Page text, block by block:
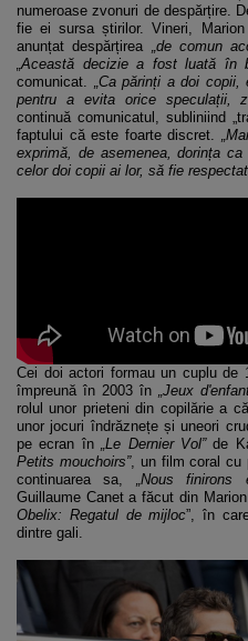
numeroase zvonuri de despărțire.
fie ei sursa știrilor. Vineri,
anunțat despărțirea „de comun
„Această decizie a fost luată în
comunicat. „Ca părinți a doi
pentru a evita orice speculații,
continuă comunicatul, subliniind
faptului că este foarte discret.
exprimă, de asemenea, dorința
celor doi copii ai lor, să fie
Cei doi actori formau un cuplu de
împreună în 2003 în „Jeux
rolul unor prieteni din copilărie a
unor jocuri îndrăznețe și uneori
pe ecran în„Le Dernier Vol”de
Petits mouchoirs”, un film coral cu
continuarea sa, „Nous finirons
Guillaume Canet a făcut din
Obelix: Regatul de mijloc”, în
dintre gali.